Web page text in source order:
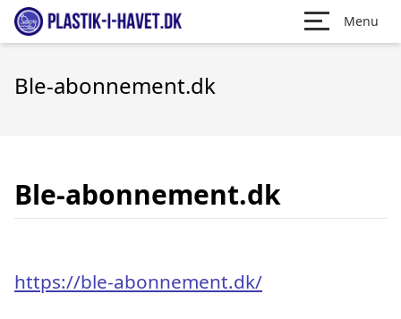
Menu
Ble-abonnement.dk
Ble-abonnement.dk
https://ble-abonnement.dk/